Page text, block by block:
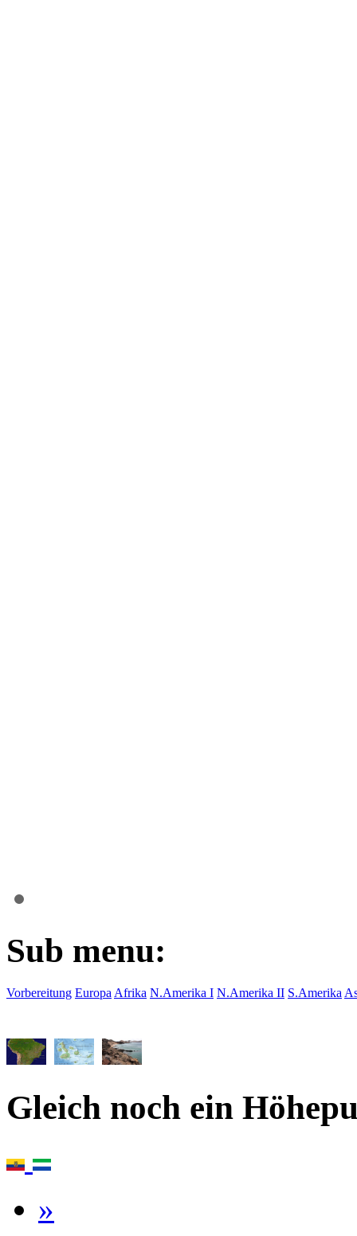
Sub menu:
Vorbereitung Europa Afrika N.Amerika I
Gleich noch ein
»